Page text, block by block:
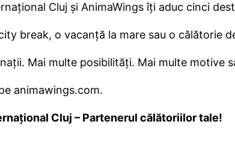
Cluj și AnimaWings îți aduc cinci
break, o vacanță la mare sau o călătorie
Mai multe posibilități. Mai multe motive
animawings.com.
Cluj – Partenerul călătoriilor tale!